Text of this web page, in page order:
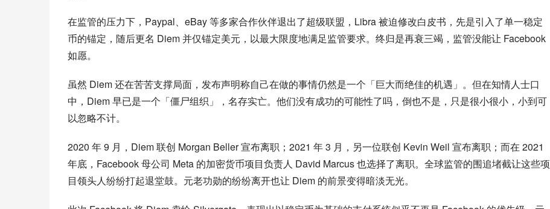
在监管的压力下，Paypal、eBay 等多家合作伙伴退出了超级联盟，Libra 被迫修改白皮书，先是引入了单一稳定
币的锚定，随后更名 Diem 并仅锚定美元，以最大限度地满足监管要求。终归是再衰三竭，监管没能让 Facebook
如愿。
虽然 Diem 还在苦苦支撑局面，发布声明称自己在做的事情仍然是一个「巨大而绝佳的机遇」。但在知情人士口
中，Diem 早已是一个「僵尸组织」，名存实亡。他们没有成功的可能性了吗，倒也不是，只是很小很小，小到可
以忽略不计。
2020 年 9 月，Diem 联创 Morgan Beller 宣布离职；2021 年 3 月，另一位联创 Kevin Weil 宣布离职；而在 2021
年底，Facebook 母公司 Meta 的加密货币项目负责人 David Marcus 也选择了离职。全球监管的围追堵截让这些项
目领头人纷纷打起退堂鼓。元老功勋的纷纷离开也让 Diem 的前景变得暗淡无光。